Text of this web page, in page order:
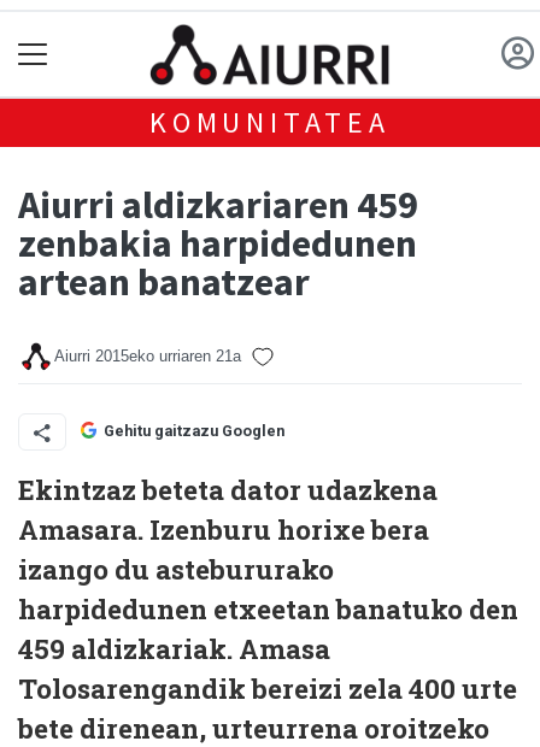
KOMUNITATEA
Aiurri aldizkariaren 459
zenbakia harpidedunen
artean banatzear
Aiurri 2015eko urriaren 21a
Gehitu gaitzazu Googlen
Ekintzaz beteta dator udazkena
Amasara. Izenburu horixe bera
izango du astebururako
harpidedunen etxeetan banatuko den
459 aldizkariak. Amasa
Tolosarengandik bereizi zela 400 urte
bete direnean, urteurrena oroitzeko